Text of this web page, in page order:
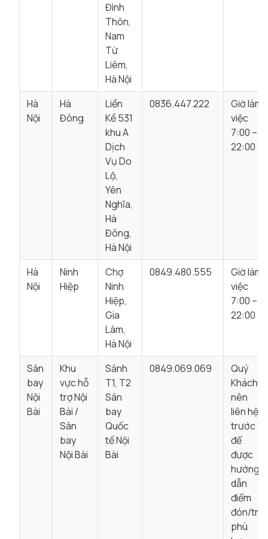
Đình
Thôn,
Nam
Từ
Liêm,
Hà Nội
Hà
Nội
Hà
Đông
Liền
Kề 531
khu A
Dịch
Vụ Do
Lộ,
Yên
Nghĩa,
Hà
Đông,
Hà Nội
0836.447.222
Giờ làm
việc
7:00 –
22:00
Hà
Nội
Ninh
Hiệp
Chợ
Ninh
Hiệp,
Gia
Lâm,
Hà Nội
0849.480.555
Giờ làm
việc
7:00 –
22:00
Sân
bay
Nội
Bài
Khu
vực hỗ
trợ Nội
Bài /
Sân
bay
Nội Bài
Sảnh
T1, T2
Sân
bay
Quốc
tế Nội
Bài
0849.069.069
Quý
Khách
nên
liên hệ
trước
để
được
hướng
dẫn
điểm
đón/trả
phù